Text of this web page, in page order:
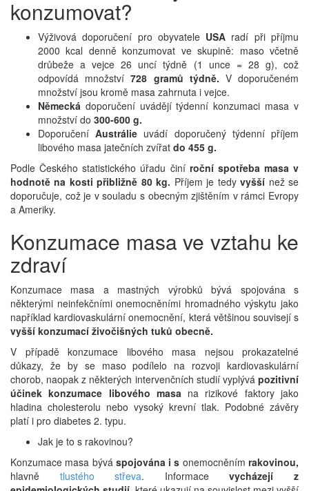
konzumovat?
Výživová doporučení pro obyvatele USA radí při příjmu
2000 kcal denně konzumovat ve skupině: maso včetně
drůbeže a vejce 26 uncí týdně (1 unce = 28 g), což
odpovídá množství728 gramů týdně. V doporučeném
množství jsou kromě masa zahrnuta i vejce.
Německá doporučení uvádějí týdenní konzumaci masa v
množství do 300-600 g.
DoporučeníAustrálie uvádí doporučený týdenní příjem
libového masa jatečních zvířat do 455 g.
Podle Českého statistického úřadu činí roční spotřeba masa v
hodnotě na kosti přibližně 80 kg. Příjem je tedyvyšší než se
doporučuje, což je v souladu s obecným zjištěním v rámci Evropy
a Ameriky.
Konzumace masa ve vztahu ke
zdraví
Konzumace masa a mastných výrobků bývá spojována s
některými neinfekčními onemocněními hromadného výskytu jako
například kardiovaskulární onemocnění, která většinou souvisejí s
vyšší konzumací živočišných tuků obecně.
V případě konzumace libového masa nejsou prokazatelné
důkazy, že by se maso podílelo na rozvoji kardiovaskulární
chorob, naopak z některých intervenčních studií vyplývápozitivní
účinek konzumace libového masana rizikové faktory jako
hladina cholesterolu nebo vysoký krevní tlak. Podobné závěry
platí i pro diabetes 2. typu.
Jak je to s rakovinou?
Konzumace masa bývá spojována i s onemocněním rakovinou,
hlavně tlustého střeva. Informacevycházejí z